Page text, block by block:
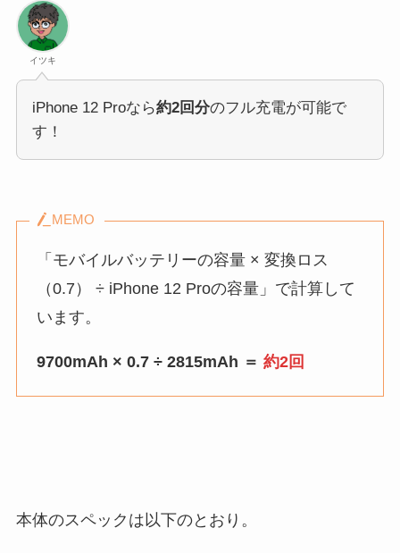
イツキ
iPhone 12 Proなら約2回分のフル充電が可能で
す！
MEMO
「モバイルバッテリーの容量 × 変換ロス
（0.7） ÷ iPhone 12 Proの容量」で計算して
います。
9700mAh × 0.7 ÷ 2815mAh ＝約2回
本体のスペックは以下のとおり。